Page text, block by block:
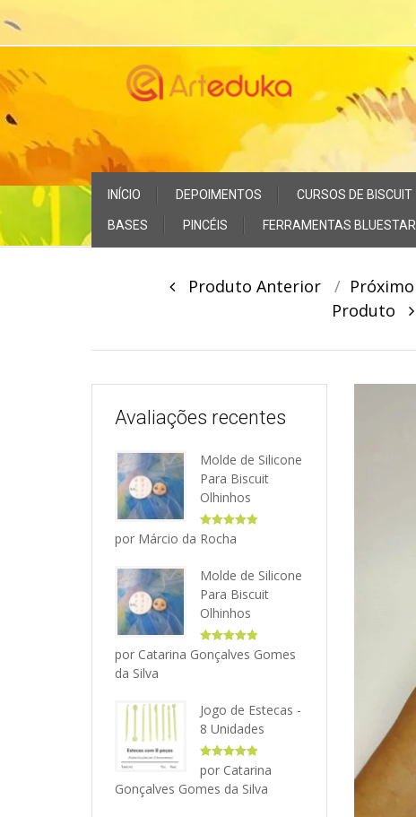
to
content
INÍCIO DEPOIMENTOS CURSOS DE BISCUIT
BASES PINCÉIS FERRAMENTAS BLUESTAR
Produto Anterior
Próximo
Produto
Avaliações recentes
Molde de Silicone
Para Biscuit
Olhinhos
Avaliação
por Márcio da Rocha
Molde de Silicone
Para Biscuit
Olhinhos
Avaliação
de 5
por Catarina Gonçalves Gomes
da Silva
Jogo de Estecas -
8 Unidades
Avaliação
de 5
por Catarina
Gonçalves Gomes da Silva